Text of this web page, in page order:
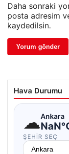
Daha sonraki
posta adresim
kaydedilsin.
Hava Durumu
☁Ankara
ŞEHIR SEÇ